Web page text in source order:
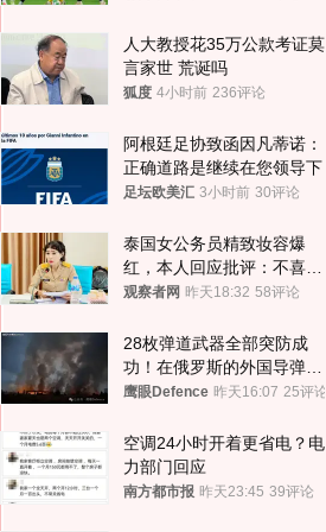
人大教授花35万公款考证莫
言家世 荒诞吗
狐度 4小时前 236评论
阿根廷足协致函因凡蒂诺：
正确道路是继续在您领导下
足坛欧美汇 3小时前 30评论
泰国女公务员精致妆容爆
红，本人回应批评：不喜欢
就别看
观察者网 昨天18:32 58评论
28枚弹道武器全部突防成
功！在俄罗斯的外国导弹发
射车都是合法打击目标
鹰眼Defence 昨天16:07 25评论
空调24小时开着更省电？电
力部门回应
南方都市报 昨天23:45 39评论